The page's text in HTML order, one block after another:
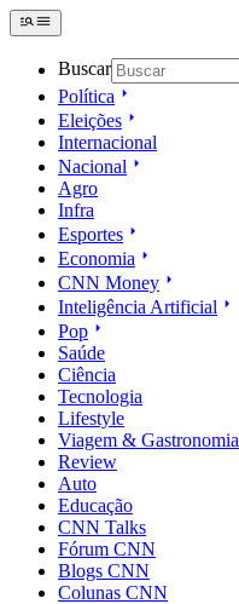
Buscar
Política
Eleições
Internacional
Nacional
Agro
Infra
Esportes
Economia
CNN Money
Inteligência Artificial
Pop
Saúde
Ciência
Tecnologia
Lifestyle
Viagem & Gastronomia
Review
Auto
Educação
CNN Talks
Fórum CNN
Blogs CNN
Colunas CNN